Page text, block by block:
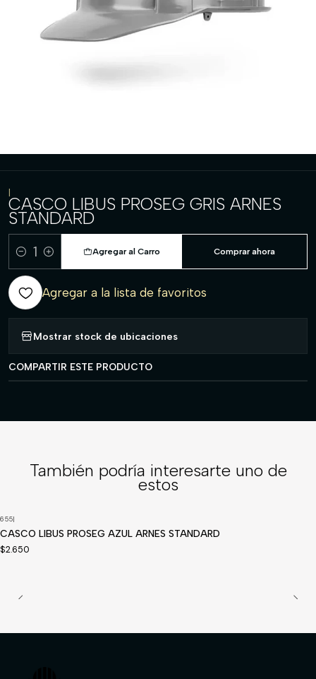
|
CASCO LIBUS PROSEG GRIS ARNES
STANDARD
Cantidad
Agregar al Carro Comprar ahora
Agregar a la lista de favoritos
Mostrar stock de ubicaciones
COMPARTIR ESTE PRODUCTO
También podría interesarte uno de
estos
655|
CASCO LIBUS PROSEG AZUL ARNES STANDARD
$2.650